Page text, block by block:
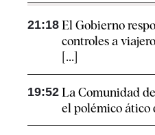
21:18 El Gobierno
controles a
[...]
19:52 La Comunidad
el polémico ático